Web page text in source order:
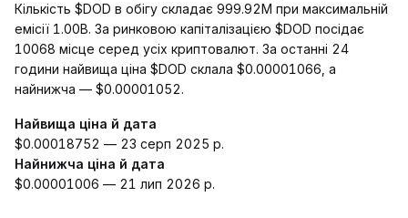
Кількість $DOD в обігу складає 999.92M при максимальній
емісії 1.00B. За ринковою капіталізацією $DOD посідає
10068 місце серед усіх криптовалют. За останні 24
години найвища ціна $DOD склала $0.00001066, а
найнижча — $0.00001052.
Найвища ціна й дата
$0.00018752 — 23 серп 2025 р.
Найнижча ціна й дата
$0.00001006 — 21 лип 2026 р.